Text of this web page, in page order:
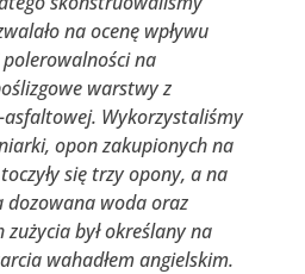
na ocenę wpływu
na
warstwy z
Wykorzystaliśmy
opon zakupionych na
się trzy opony, a na
dozowana woda oraz
był określany na
wahadłem angielskim.